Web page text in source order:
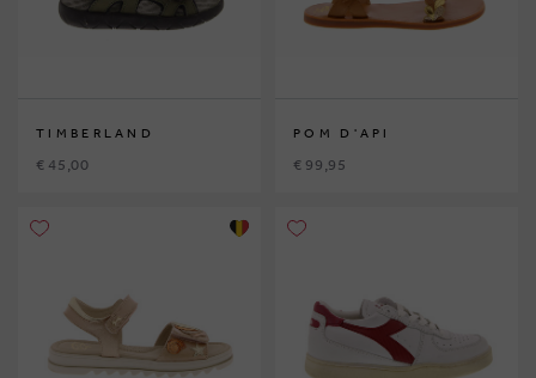
TIMBERLAND
€ 45,00
POM D'API
€ 99,95